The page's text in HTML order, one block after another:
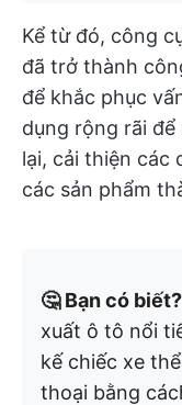
Kể từ đó, công
đã trở thành
để khắc phục
dụng rộng rãi
lại, cải thiện các
các sản phẩm
🤔 Bạn có biết?
xuất ô tô nổi
kế chiếc xe
thoại bằng